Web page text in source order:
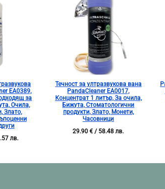
EA0389,
за
Очила,
Злато,
лв.
Течност за ултразвукова вана
PandaCleaner EA0017,
Концентрат 1 литър, За очила,
Бижута, Стоматологични
продукти, Злато, Монети,
Часовници
29.90€ / 58.48 лв.